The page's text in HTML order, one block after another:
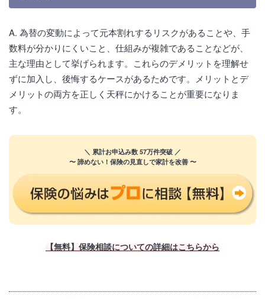
A. 為替の変動によって元本割れするリスクがあることや、手
数料が分かりにくいこと、仕組みが複雑であることなどが、
主な理由として挙げられます。これらのデメリットを理解せ
ずに加入し、後悔するケースがあるためです。メリットとデ
メリットの両方を正しく天秤にかけることが重要になりま
す。
＼ 累計お申込み数 57万件突破 ／
〜 諦めない！保険の見直しで家計を改善 〜
【無料】保険相談についての詳細はこちらから